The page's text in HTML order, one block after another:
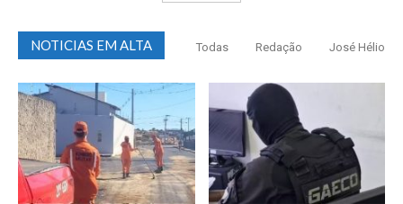
NOTICIAS EM ALTA Todas Redação José Hélio